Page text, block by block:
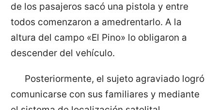
de los pasajeros sacó una pistola y entre
todos comenzaron a amedrentarlo. A la
altura del campo «El Pino» lo obligaron a
descender del vehículo.
Posteriormente, el sujeto agraviado logró
comunicarse con sus familiares y mediante